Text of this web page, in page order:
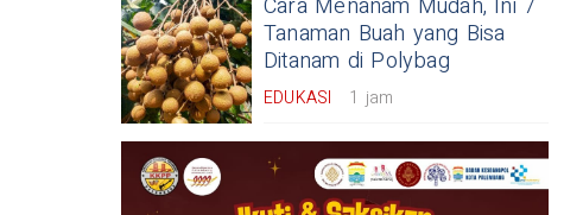
Cara Menanam Mudah, Ini 7
Tanaman Buah yang Bisa
Ditanam di Polybag
EDUKASI 1 jam